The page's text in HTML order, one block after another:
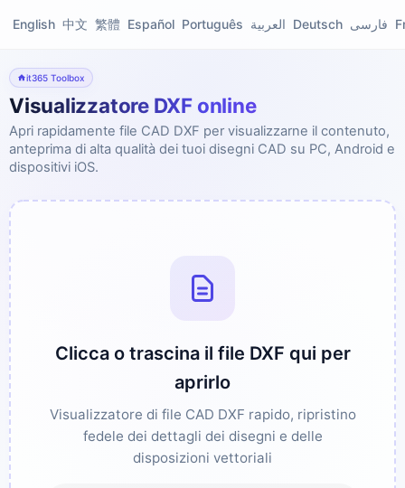
English 中文 繁體 Español Português العربية Deutsch فارسی
it365 Toolbox
Visualizzatore DXF online
Apri rapidamente file CAD DXF per visualizzarne il contenuto,
anteprima di alta qualità dei tuoi disegni CAD su PC, Android e
dispositivi iOS.
Clicca o trascina il file DXF qui per
aprirlo
Visualizzatore di file CAD DXF rapido, ripristino
fedele dei dettagli dei disegni e delle
disposizioni vettoriali